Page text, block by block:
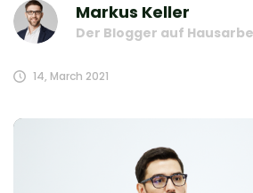
Markus Keller
Der Blogger auf
14, March 2021